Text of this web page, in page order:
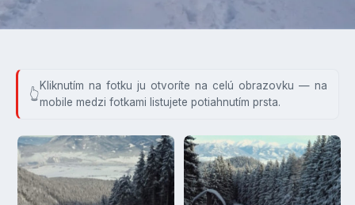
Kliknutím na fotku ju otvoríte na celú obrazovku — na
mobile medzi fotkami listujete potiahnutím prsta.